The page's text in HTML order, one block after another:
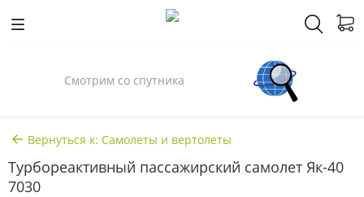
Смотрим со спутника
Вернуться к: Самолеты и вертолеты
Турбореактивный пассажирский самолет Як-40
7030